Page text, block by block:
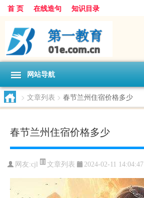
首 页 在线造句 知识目录
网站导航
> 文章列表 > 春节兰州住宿价格多少
春节兰州住宿价格多少
网友:cjl 文章列表 2024-02-11 14:04:47